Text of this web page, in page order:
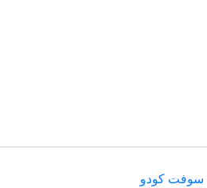
سوفت كودو